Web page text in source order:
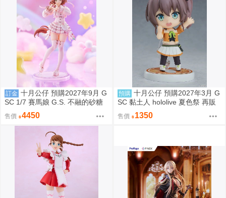
訂金 十月公仔 預購2027年9月 G
SC 1/7 賽馬娘 G.S. 不融的砂糖
點心 奧斯頓真弓 0907
售價 4450
預購 十月公仔 預購2027年3月 G
SC 黏土人 hololive 夏色祭 再販
售價 1350